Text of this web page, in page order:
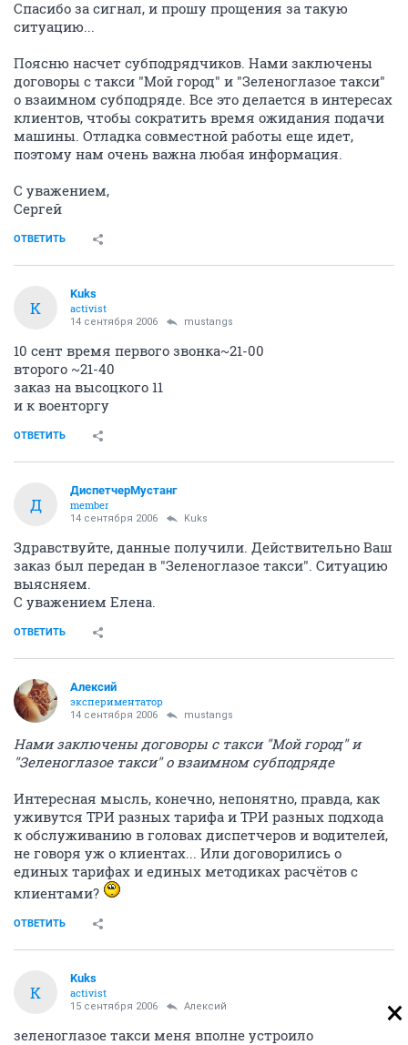
Спасибо за сигнал, и прошу прощения за такую
ситуацию...
Поясню насчет субподрядчиков. Нами заключены
договоры с такси "Мой город" и "Зеленоглазое такси"
о взаимном субподряде. Все это делается в интересах
клиентов, чтобы сократить время ожидания подачи
машины. Отладка совместной работы еще идет,
поэтому нам очень важна любая информация.
С уважением,
Сергей
ОТВЕТИТЬ
K
Kuks
activist
14 сентября 2006 mustangs
10 сент время первого звонка~21-00
второго ~21-40
заказ на высоцкого 11
и к военторгу
ОТВЕТИТЬ
Д
ДиспетчерМустанг
member
14 сентября 2006 Kuks
Здравствуйте, данные получили. Действительно Ваш
заказ был передан в "Зеленоглазое такси". Ситуацию
выясняем.
С уважением Елена.
ОТВЕТИТЬ
Алексий
экспериментатор
14 сентября 2006 mustangs
Нами заключены договоры с такси "Мой город" и
"Зеленоглазое такси" о взаимном субподряде
Интересная мысль, конечно, непонятно, правда, как
уживутся ТРИ разных тарифа и ТРИ разных подхода
к обслуживанию в головах диспетчеров и водителей,
не говоря уж о клиентах... Или договорились о
единых тарифах и единых методиках расчётов с
клиентами?
ОТВЕТИТЬ
K
Kuks
activist
15 сентября 2006 Алексий
зеленоглазое такси меня вполне устроило